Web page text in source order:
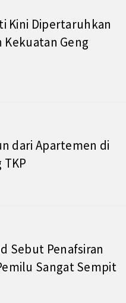
Kini Dipertaruhkan
Kekuatan Geng
dari Apartemen di
Sebut Penafsiran
Sangat Sempit